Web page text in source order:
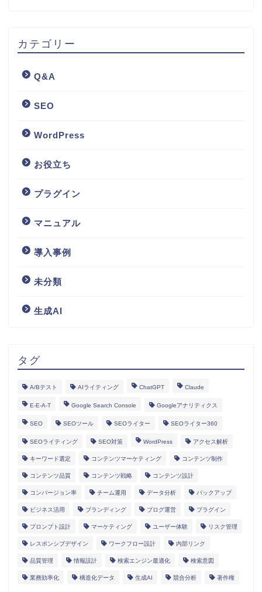
カテゴリー
Q&A
SEO
WordPress
お役立ち
プラグイン
マニュアル
導入事例
未分類
生成AI
タグ
A/Bテスト AIライティング ChatGPT Claude
E-E-A-T Google Search Console Googleアナリティクス
SEO SEOツール SEOライター SEOライター360
SEOライティング SEO対策 WordPress アクセス解析
キーワード選定 コンテンツマーケティング コンテンツ制作
コンテンツ品質 コンテンツ戦略 コンテンツ設計
コンバージョン率 チーム運用 データ分析 バックアップ
ビジネス活用 ブランディング ブログ運営 プラグイン
プロンプト設計 マーケティング ユーザー体験 リスク管理
レスポンシブデザイン ワークフロー設計 内部リンク
品質管理 情報設計 検索エンジン最適化 検索意図
業務効率化 構造化データ 生成AI 競合分析 著作権
HOME